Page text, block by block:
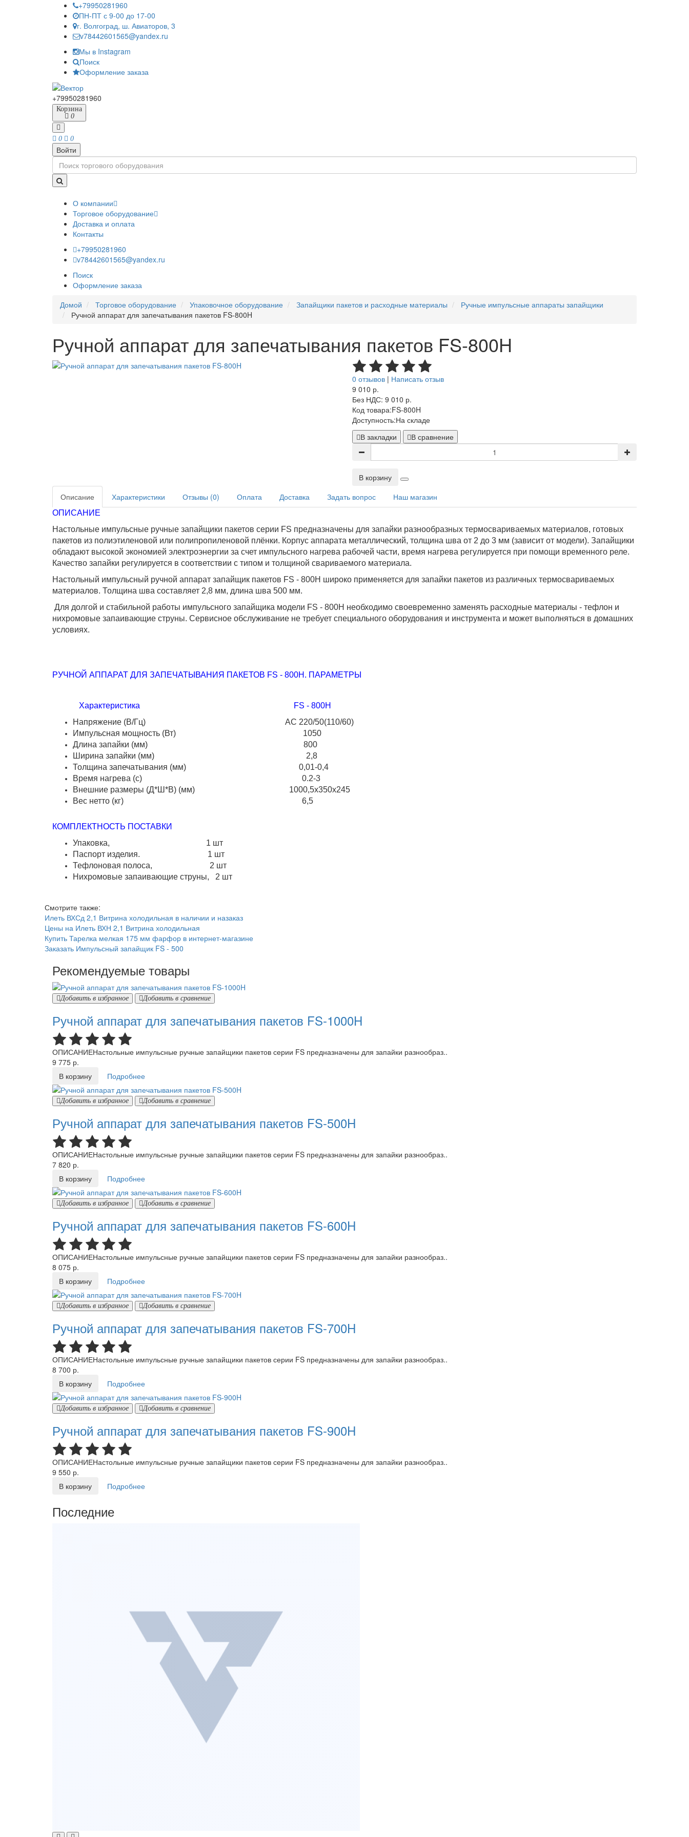
+79950281960
ПН-ПТ с 9-00 до 17-00
г. Волгоград, ш. Авиаторов, 3
v78442601565@yandex.ru
Мы в Instagram
Поиск
Оформление заказа
+79950281960
Корзина
0
0 0
Войти
О компании
Торговое оборудование
Доставка и оплата
Контакты
+79950281960
v78442601565@yandex.ru
Поиск
Оформление заказа
Домой
Торговое оборудование Упаковочное оборудование Запайщики пакетов и расходные материалы
Ручные импульсные аппараты запайщики
Ручной аппарат для запечатывания пакетов FS-800H
Ручной аппарат для запечатывания пакетов FS-800H
0 отзывов | Написать отзыв
9 010 р.
Без НДС: 9 010 р.
Код товара:FS-800H
Доступность:На складе
В закладки
В сравнение
В корзину
Описание
Характеристики Отзывы (0) Оплата Доставка Задать вопрос Наш магазин
ОПИСАНИЕ
Настольные импульсные ручные запайщики пакетов серии FS предназначены для запайки разнообразных термосвариваемых материалов, готовых
пакетов из полиэтиленовой или полипропиленовой плёнки. Корпус аппарата металлический, толщина шва от 2 до 3 мм (зависит от модели). Запайщики
обладают высокой экономией электроэнергии за счет импульсного нагрева рабочей части, время нагрева регулируется при помощи временного реле.
Качество запайки регулируется в соответствии с типом и толщиной свариваемого материала.
Настольный импульсный ручной аппарат запайщик пакетов FS - 800Н широко применяется для запайки пакетов из различных термосвариваемых
материалов. Толщина шва составляет 2,8 мм, длина шва 500 мм.
Для долгой и стабильной работы импульсного запайщика модели FS - 800Н необходимо своевременно заменять расходные материалы - тефлон и
нихромовые запаивающие струны. Сервисное обслуживание не требует специального оборудования и инструмента и может выполняться в домашних
условиях.
РУЧНОЙ АППАРАТ ДЛЯ ЗАПЕЧАТЫВАНИЯ ПАКЕТОВ FS - 800Н. ПАРАМЕТРЫ
Характеристика FS - 800Н
Напряжение (В/Гц) AC 220/50(110/60)
Импульсная мощность (Вт) 1050
Длина запайки (мм) 800
Ширина запайки (мм) 2,8
Толщина запечатывания (мм) 0,01-0,4
Время нагрева (с) 0.2-3
Внешние размеры (Д*Ш*В) (мм) 1000,5х350х245
Вес нетто (кг) 6,5
КОМПЛЕКТНОСТЬ ПОСТАВКИ
Упаковка, 1 шт
Паспорт изделия. 1 шт
Тефлоновая полоса, 2 шт
Нихромовые запаивающие струны, 2 шт
Смотрите также:
Илеть ВХСд 2,1 Витрина холодильная в наличии и назаказ
Цены на Илеть ВХН 2,1 Витрина холодильная
Купить Тарелка мелкая 175 мм фарфор в интернет-магазине
Заказать Импульсный запайщик FS - 500
Рекомендуемые товары
Добавить в избранное Добавить в сравнение
Ручной аппарат для запечатывания пакетов FS-1000H
ОПИСАНИЕНастольные импульсные ручные запайщики пакетов серии FS предназначены для запайки разнообраз..
9 775 р.
В корзину
Подробнее
Добавить в избранное Добавить в сравнение
Ручной аппарат для запечатывания пакетов FS-500H
ОПИСАНИЕНастольные импульсные ручные запайщики пакетов серии FS предназначены для запайки разнообраз..
7 820 р.
В корзину
Подробнее
Добавить в избранное Добавить в сравнение
Ручной аппарат для запечатывания пакетов FS-600H
ОПИСАНИЕНастольные импульсные ручные запайщики пакетов серии FS предназначены для запайки разнообраз..
8 075 р.
В корзину
Подробнее
Добавить в избранное Добавить в сравнение
Ручной аппарат для запечатывания пакетов FS-700H
ОПИСАНИЕНастольные импульсные ручные запайщики пакетов серии FS предназначены для запайки разнообраз..
8 700 р.
В корзину
Подробнее
Добавить в избранное Добавить в сравнение
Ручной аппарат для запечатывания пакетов FS-900H
ОПИСАНИЕНастольные импульсные ручные запайщики пакетов серии FS предназначены для запайки разнообраз..
9 550 р.
В корзину
Подробнее
Последние